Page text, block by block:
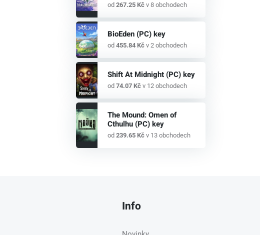
od 267.25 Kčv 8 obchodech
BioEden (PC) key
od 455.84 Kčv 2 obchodech
Shift At Midnight (PC) key
od 74.07 Kčv 12 obchodech
The Mound: Omen of
Cthulhu (PC) key
od 239.65 Kčv 13 obchodech
Info